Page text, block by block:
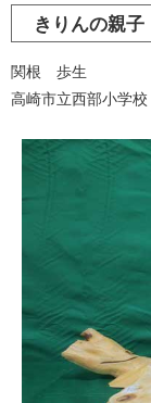
きりんの親子
関根 歩生
高崎市立西部小学